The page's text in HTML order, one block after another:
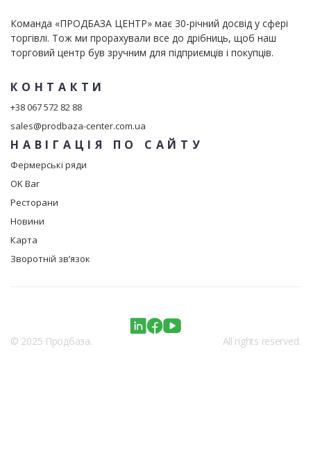
Команда «ПРОДБАЗА ЦЕНТР» має 30-річний досвід у сфері
торгівлі. Тож ми прорахували все до дрібниць, щоб наш
торговий центр був зручним для підприємців і покупців.
КОНТАКТИ
+38 067 572 82 88
sales@prodbaza-center.com.ua
НАВІГАЦІЯ ПО САЙТУ
Фермерські ряди
OK Bar
Ресторани
Новини
Карта
Зворотній зв’язок
© 2025 Продбаза. All rights reserved.